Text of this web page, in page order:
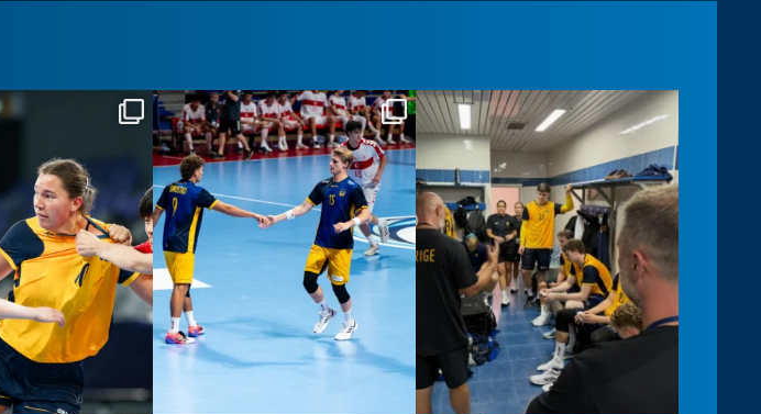
handbollslandslaget
Aug 3
handbollslandslaget
Aug 1